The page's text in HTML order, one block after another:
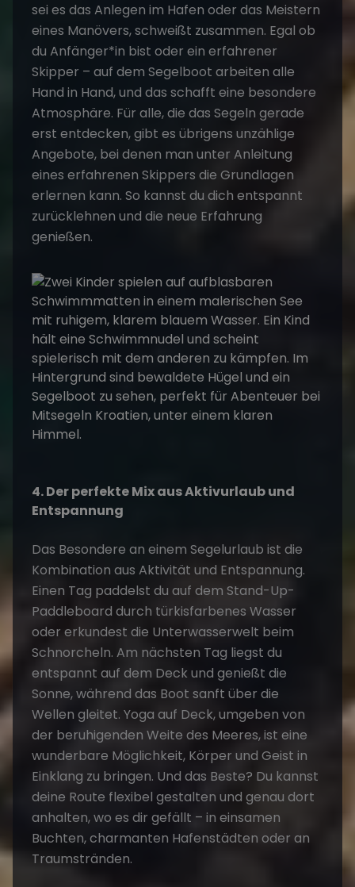
sei es das Anlegen im Hafen oder das Meistern
eines Manövers, schweißt zusammen. Egal ob
du Anfänger*in bist oder ein erfahrener
Skipper – auf dem Segelboot arbeiten alle
Hand in Hand, und das schafft eine besondere
Atmosphäre. Für alle, die das Segeln gerade
erst entdecken, gibt es übrigens unzählige
Angebote, bei denen man unter Anleitung
eines erfahrenen Skippers die Grundlagen
erlernen kann. So kannst du dich entspannt
zurücklehnen und die neue Erfahrung
genießen.
4. Der perfekte Mix aus Aktivurlaub und
Entspannung
Das Besondere an einem Segelurlaub ist die
Kombination aus Aktivität und Entspannung.
Einen Tag paddelst du auf dem Stand-Up-
Paddleboard durch türkisfarbenes Wasser
oder erkundest die Unterwasserwelt beim
Schnorcheln. Am nächsten Tag liegst du
entspannt auf dem Deck und genießt die
Sonne, während das Boot sanft über die
Wellen gleitet. Yoga auf Deck, umgeben von
der beruhigenden Weite des Meeres, ist eine
wunderbare Möglichkeit, Körper und Geist in
Einklang zu bringen. Und das Beste? Du kannst
deine Route flexibel gestalten und genau dort
anhalten, wo es dir gefällt – in einsamen
Buchten, charmanten Hafenstädten oder an
Traumstränden.